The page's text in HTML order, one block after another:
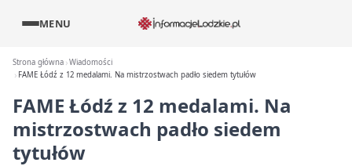
MENU
Strona główna Wiadomości
FAME Łódź z 12 medalami. Na mistrzostwach padło siedem tytułów
FAME Łódź z 12 medalami. Na
mistrzostwach padło siedem
tytułów